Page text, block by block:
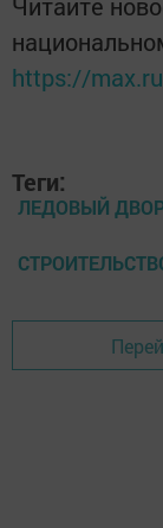
Читайте
https://
Теги:
ЛЕДОВЫЙ